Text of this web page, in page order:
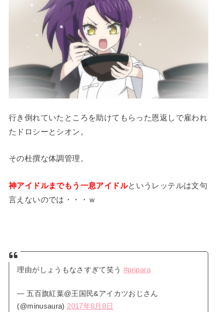
行き倒れていたところを助けてもらった恩返しで雇われ
たドロシーとシオン。
その杜撰な体調管理。
神アイドルまでもう一息アイドルというレッテルは文句
言えないのでは・・・ｗ
理由がしょうもなさすぎて笑う #pripara
— 五百旗紅葉@王国民&アイカツおじさん
(@minusaura)2017年8月8日